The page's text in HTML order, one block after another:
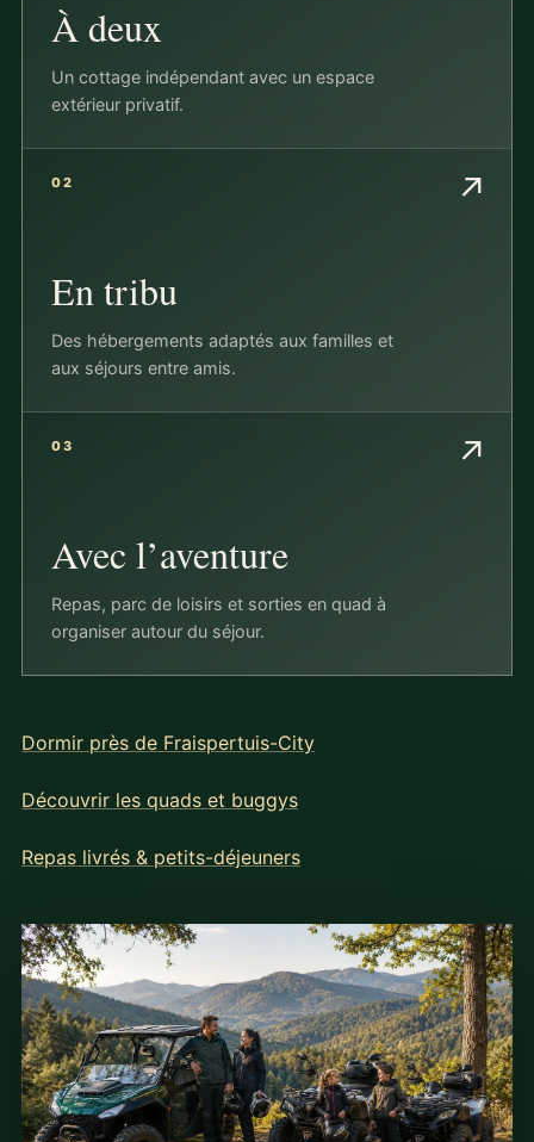
À deux
Un cottage indépendant avec un espace
extérieur privatif.
02
En tribu
Des hébergements adaptés aux familles et
aux séjours entre amis.
↗
03
Avec l’aventure
Repas, parc de loisirs et sorties en quad à
organiser autour du séjour.
↗
Dormir près de Fraispertuis-City
Découvrir les quads et buggys
Repas livrés & petits-déjeuners